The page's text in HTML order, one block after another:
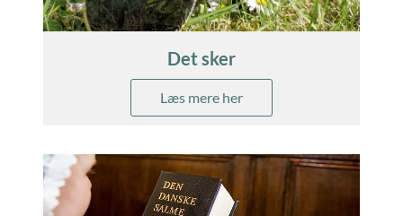
Det sker
Læs mere her